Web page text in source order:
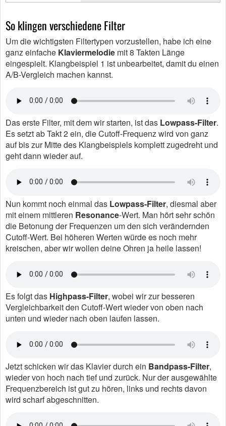
So klingen verschiedene Filter
Um die wichtigsten Filtertypen vorzustellen, habe ich eine
ganz einfache Klaviermelodie mit 8 Takten Länge
eingespielt. Klangbeispiel 1 ist unbearbeitet, damit du einen
A/B-Vergleich machen kannst.
Das erste Filter, mit dem wir starten, ist das Lowpass-Filter.
Es setzt ab Takt 2 ein, die Cutoff-Frequenz wird von ganz
auf bis zur Mitte des Klangbeispiels komplett zugedreht und
geht dann wieder auf.
Nun kommt noch einmal das Lowpass-Filter, diesmal aber
mit einem mittleren Resonance-Wert. Man hört sehr schön
die Betonung der Frequenzen um den sich verändernden
Cutoff-Wert. Bei höheren Werten würde es noch mehr
kreischen, aber wir wollen deine Ohren ja heile lassen!
Es folgt das Highpass-Filter, wobei wir zur besseren
Vergleichbarkeit den Cutoff-Wert wieder von oben nach
unten und wieder nach oben laufen lassen.
Jetzt schicken wir das Klavier durch ein Bandpass-Filter,
wieder von hoch nach tief und zurück. Nur der ausgewählte
Frequenzbereich ist gut zu hören, links und rechts davon
wird scharf abgeschnitten.